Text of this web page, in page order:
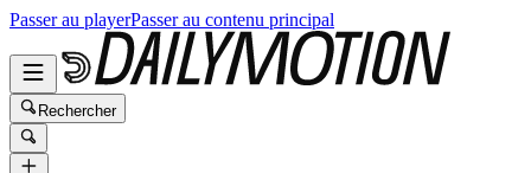
Passer au playerPasser au contenu principal
Rechercher